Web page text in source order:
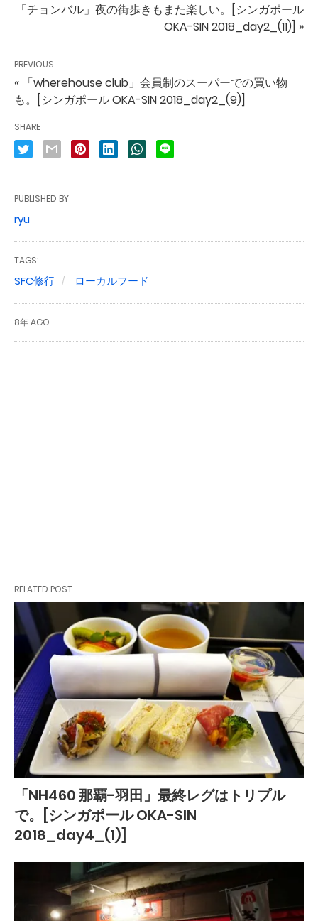
「チョンバル」夜の街歩きもまた楽しい。[シンガポール
OKA-SIN 2018_day2_(11)] »
PREVIOUS
« 「wherehouse club」会員制のスーパーでの買い物
も。[シンガポール OKA-SIN 2018_day2_(9)]
SHARE
PUBLISHED BY
ryu
TAGS:
SFC修行 ローカルフード
8年 AGO
RELATED POST
「NH460 那覇-羽田」最終レグはトリプル
で。[シンガポール OKA-SIN
2018_day4_(1)]